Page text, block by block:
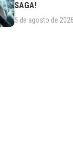
SAGA!
5 de agosto de 2026